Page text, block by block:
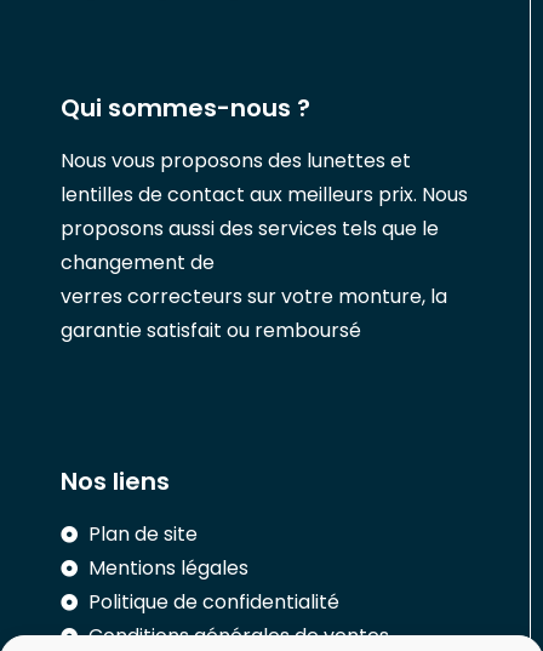
Qui sommes-nous ?
Nous vous proposons des lunettes et
lentilles de contact aux meilleurs prix. Nous
proposons aussi des services tels que le
changement de
verres correcteurs sur votre monture, la
garantie satisfait ou remboursé
Nos liens
Plan de site
Mentions légales
Politique de confidentialité
Conditions générales de ventes